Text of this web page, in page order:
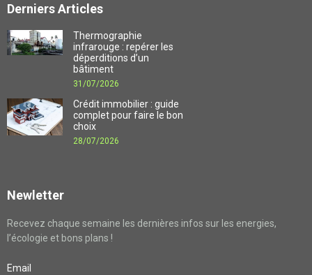
Derniers Articles
Thermographie
infrarouge : repérer les
déperditions d’un
bâtiment
31/07/2026
Crédit immobilier : guide
complet pour faire le bon
choix
28/07/2026
Newletter
Recevez chaque semaine les dernières infos sur les energies,
l’écologie et bons plans !
Email